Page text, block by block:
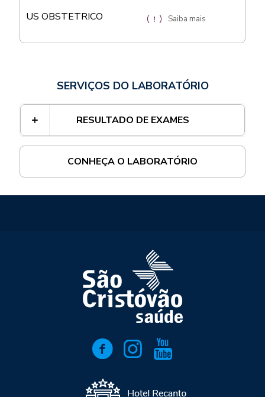
US OBSTETRICO Saiba mais
SERVIÇOS DO LABORATÓRIO
RESULTADO DE EXAMES
CONHEÇA O LABORATÓRIO